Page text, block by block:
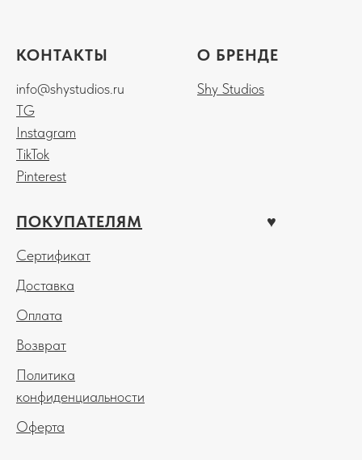
КОНТАКТЫ
info@shystudios.ru
TG
Instagram
TikTok
Pinterest
О БРЕНДЕ
Shy Studios
ПОКУПАТЕЛЯМ
Сертификат
Доставка
Оплата
Возврат
Политика
конфиденциальности
Оферта
♥︎